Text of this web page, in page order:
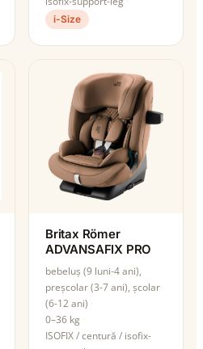
i-Size
Britax Römer
ADVANSAFIX PRO
bebeluș (9 luni-4 ani),
preșcolar (3-7 ani), școlar
(6-12 ani)
0–36 kg
ISOFIX / centură / isofix-